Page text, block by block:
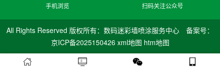
手机浏览 扫码关注公众号
All Rights Reserved 版权所有：数码迷彩墙喷涂服务中心 备案号：
京ICP备2025150426 xml地图 htm地图